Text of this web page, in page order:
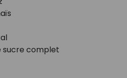
sucre complet